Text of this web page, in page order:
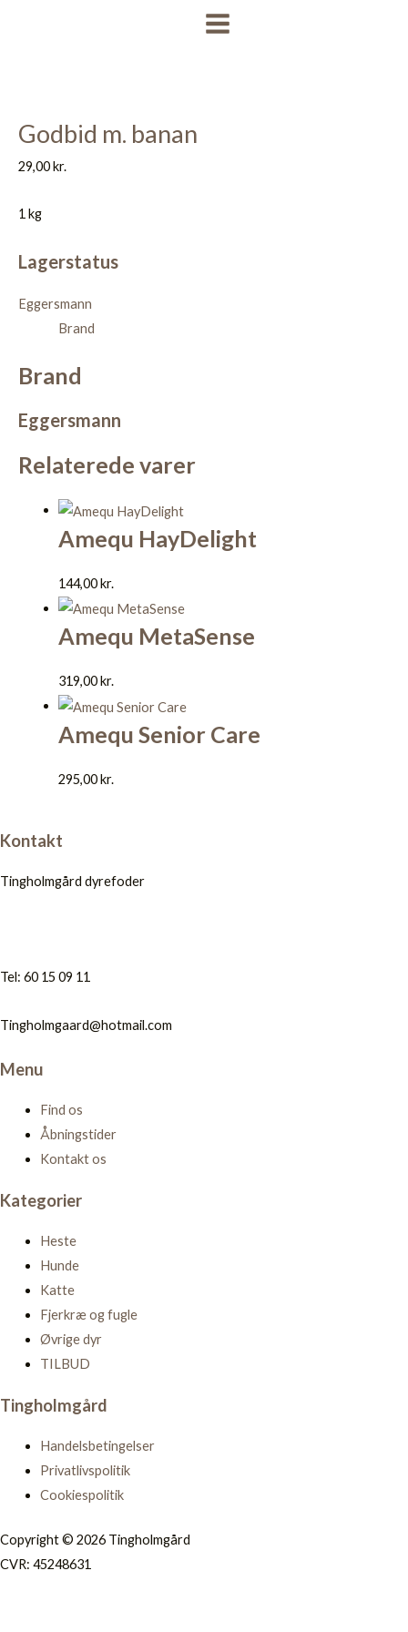
MAIN
Godbid m. banan
29,00kr.
1 kg
Lagerstatus
Eggersmann
Brand
Brand
Eggersmann
Relaterede varer
Amequ HayDelight
144,00kr.
Amequ MetaSense
319,00kr.
Amequ Senior Care
295,00kr.
Kontakt
Tingholmgård dyrefoder
Tel: 60 15 09 11
Tingholmgaard@hotmail.com
Menu
Find os
Åbningstider
Kontakt os
Kategorier
Heste
Hunde
Katte
Fjerkræ og fugle
Øvrige dyr
TILBUD
Tingholmgård
Handelsbetingelser
Privatlivspolitik
Cookiespolitik
Copyright © 2026 Tingholmgård
CVR: 45248631